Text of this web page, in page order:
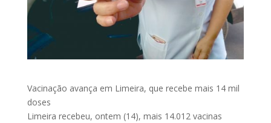
Vacinação avança em Limeira, que recebe mais 14 mil
doses
Limeira recebeu, ontem (14), mais 14.012 vacinas